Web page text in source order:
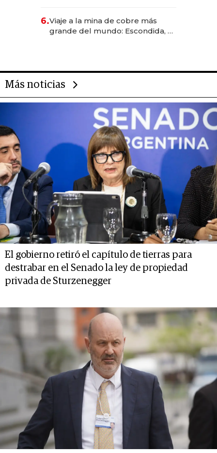
6.Viaje a la mina de cobre más
grande del mundo: Escondida, el
Más noticias
El gobierno retiró el capítulo de tierras para
destrabar en el Senado la ley de propiedad
privada de Sturzenegger